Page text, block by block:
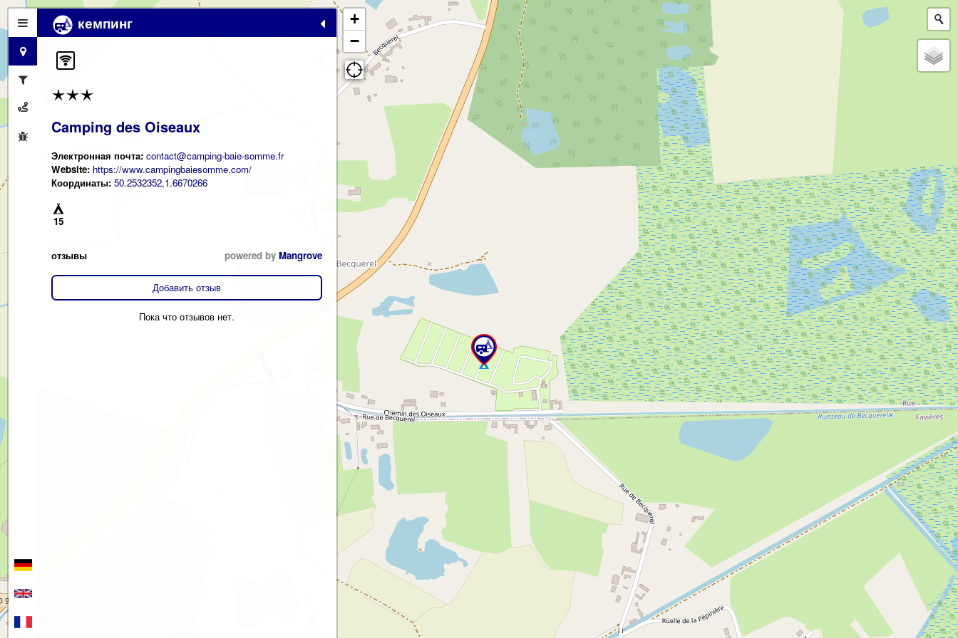
кемпинг
Camping des Oiseaux
Электронная почта: contact@camping-baie-somme.fr
Website: https://www.campingbaiesomme.com/
Координаты: 50.2532352,1.6670266
15
отзывы powered by Mangrove
Добавить отзыв
Пока что отзывов нет.
+
−